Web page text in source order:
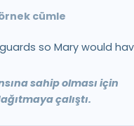
cümle
so Mary would
sahip olması için
çalıştı.